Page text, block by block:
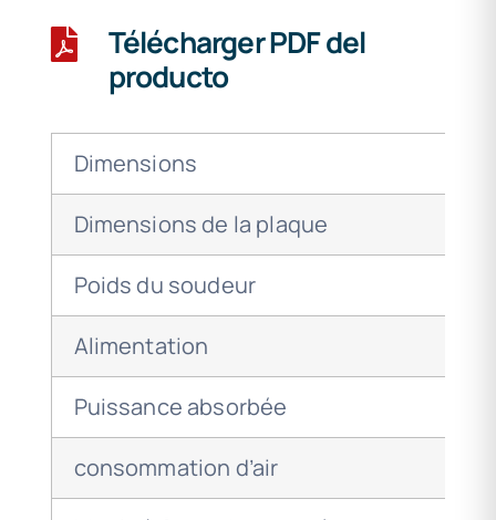
Télécharger PDF del
producto
Dimensions
Dimensions de la plaque
Poids du soudeur
Alimentation
Puissance absorbée
consommation d’air